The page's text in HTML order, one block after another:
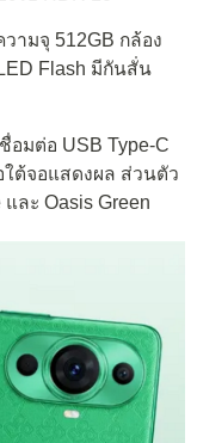
ามจุ 512GB กล้อง
Flash มีกันสั่น
อมต่อ USB Type-C
ต้จอแสดงผล ส่วนตัว
และ Oasis Green